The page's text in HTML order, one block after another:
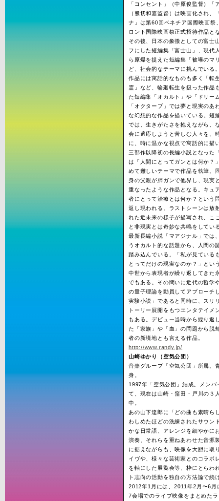
「コンセント」（中原俊監督）「
（熊切和嘉監督）は映画化され、
ナ」は第60回ベネチア国際映画祭
ロント国際映画祭正式招待作品と
その後、日本の象徴としての富士
フにした短編集「富士山」、現代
ら原爆を捉えた短編集「被曝のマ
ど、社会的なテーマに挑んでいる
作品には寓話的なものも多く「転
霊」など、輪廻転生を扱った作品
た短編集「オカルト」や「ドリー
「オクターブ」では夢と現実のあ
な幻想的な作品を描いている。短
では、生きがたさを抱えながら、
会に適応しようと苦しむ人々を、
に、時に温かな視点で寓話的に描
三部作以降初の長編小説となった
は「人間にとってガンとは何か？
めて難しいテーマで作品を執筆。
身の父親が肺ガンで他界し、現実
重なったような作品となる。キュ
者にとって治療とは何か？という
返し現われる。ラストシーンは放
れた近未来の様子が描写され、こ
と非現実とは奇妙な共鳴をしてい
最新長編小説「マアジナル」では
うオカルト的な話題から、人間の
踏み込んでいる。「私が見ている
とってだけの現実なのか？」とい
中世から表現者が繰り返してきた
でもある。その問いに近代の哲学
の量子理論を動員してアプローチ
実験小説」であると同時に、スリ
トーリー展開をもつエンタテイメ
もある。デビュー当時から繰り返
た「家族」や「血」の問題から脱
者の新境地とも言える作品。
http://www.randy.jp/
山崎ゆかり（空気公団）
音楽グループ「空気公団」所属。
身。
1997年「空気公団」結成。メンバ
て、現在は山崎・窪田・戸川の３
中。
あの山下達郎に「どの曲も素晴ら
わしめたほどの洗練されたサウン
かな日常語、アレンジを細やかに
演奏、それらを重ねあわせた音源
に据えながらも、映像を大胆に取
イヴや、様々な芸術家とのコラボ
を軸にした展覧会等、枠にとらわ
ト志向の活動を独自の方法論で続
2012年1月には、2011年2月〜6月
7会場でのライブ映像をまとめた